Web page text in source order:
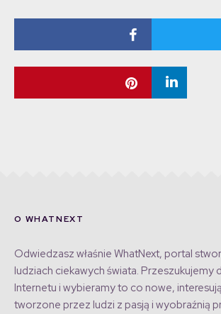
O WHATNEXT
Odwiedzasz właśnie WhatNext, portal
ludziach ciekawych świata. Przeszukujemy
Internetu i wybieramy to co nowe,
tworzone przez ludzi z pasją i wyobraźnią